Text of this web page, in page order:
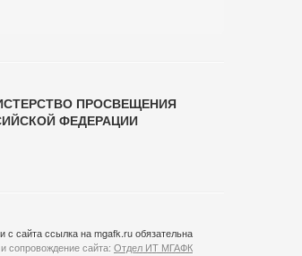
ПРОСВЕЩЕНИЯ
ФЕДЕРАЦИИ
сайта ссылка на mgafk.ru обязательна
сопровождение сайта: Отдел ИТ МГАФК